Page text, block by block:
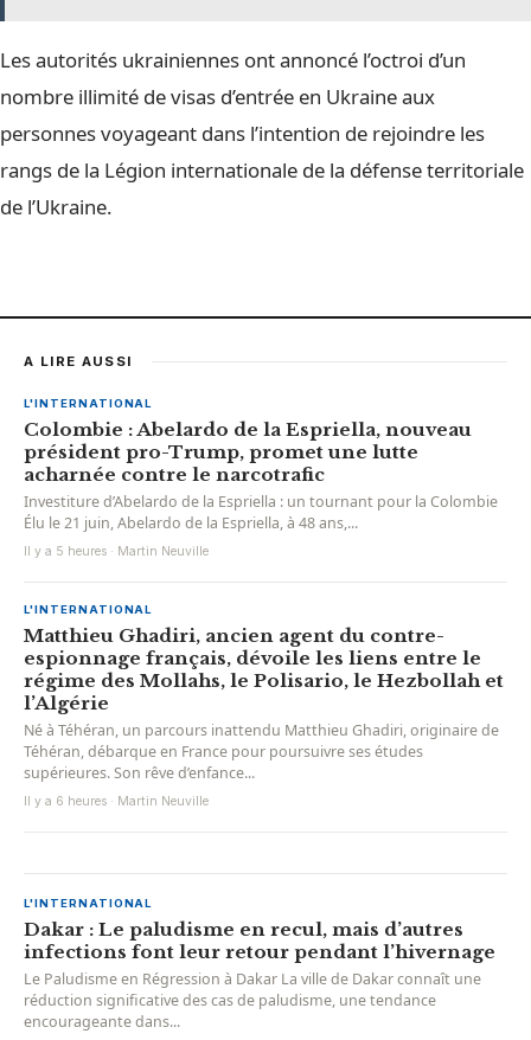
Les autorités ukrainiennes ont annoncé l’octroi d’un
nombre illimité de visas d’entrée en Ukraine aux
personnes voyageant dans l’intention de rejoindre les
rangs de la Légion internationale de la défense territoriale
de l’Ukraine.
A LIRE AUSSI
L'INTERNATIONAL
Colombie : Abelardo de la Espriella, nouveau
président pro-Trump, promet une lutte
acharnée contre le narcotrafic
Investiture d’Abelardo de la Espriella : un tournant pour la Colombie
Élu le 21 juin, Abelardo de la Espriella, à 48 ans,...
Il y a 5 heures · Martin Neuville
L'INTERNATIONAL
Matthieu Ghadiri, ancien agent du contre-
espionnage français, dévoile les liens entre le
régime des Mollahs, le Polisario, le Hezbollah et
l’Algérie
Né à Téhéran, un parcours inattendu Matthieu Ghadiri, originaire de
Téhéran, débarque en France pour poursuivre ses études
supérieures. Son rêve d’enfance...
Il y a 6 heures · Martin Neuville
L'INTERNATIONAL
Dakar : Le paludisme en recul, mais d’autres
infections font leur retour pendant l’hivernage
Le Paludisme en Régression à Dakar La ville de Dakar connaît une
réduction significative des cas de paludisme, une tendance
encourageante dans...